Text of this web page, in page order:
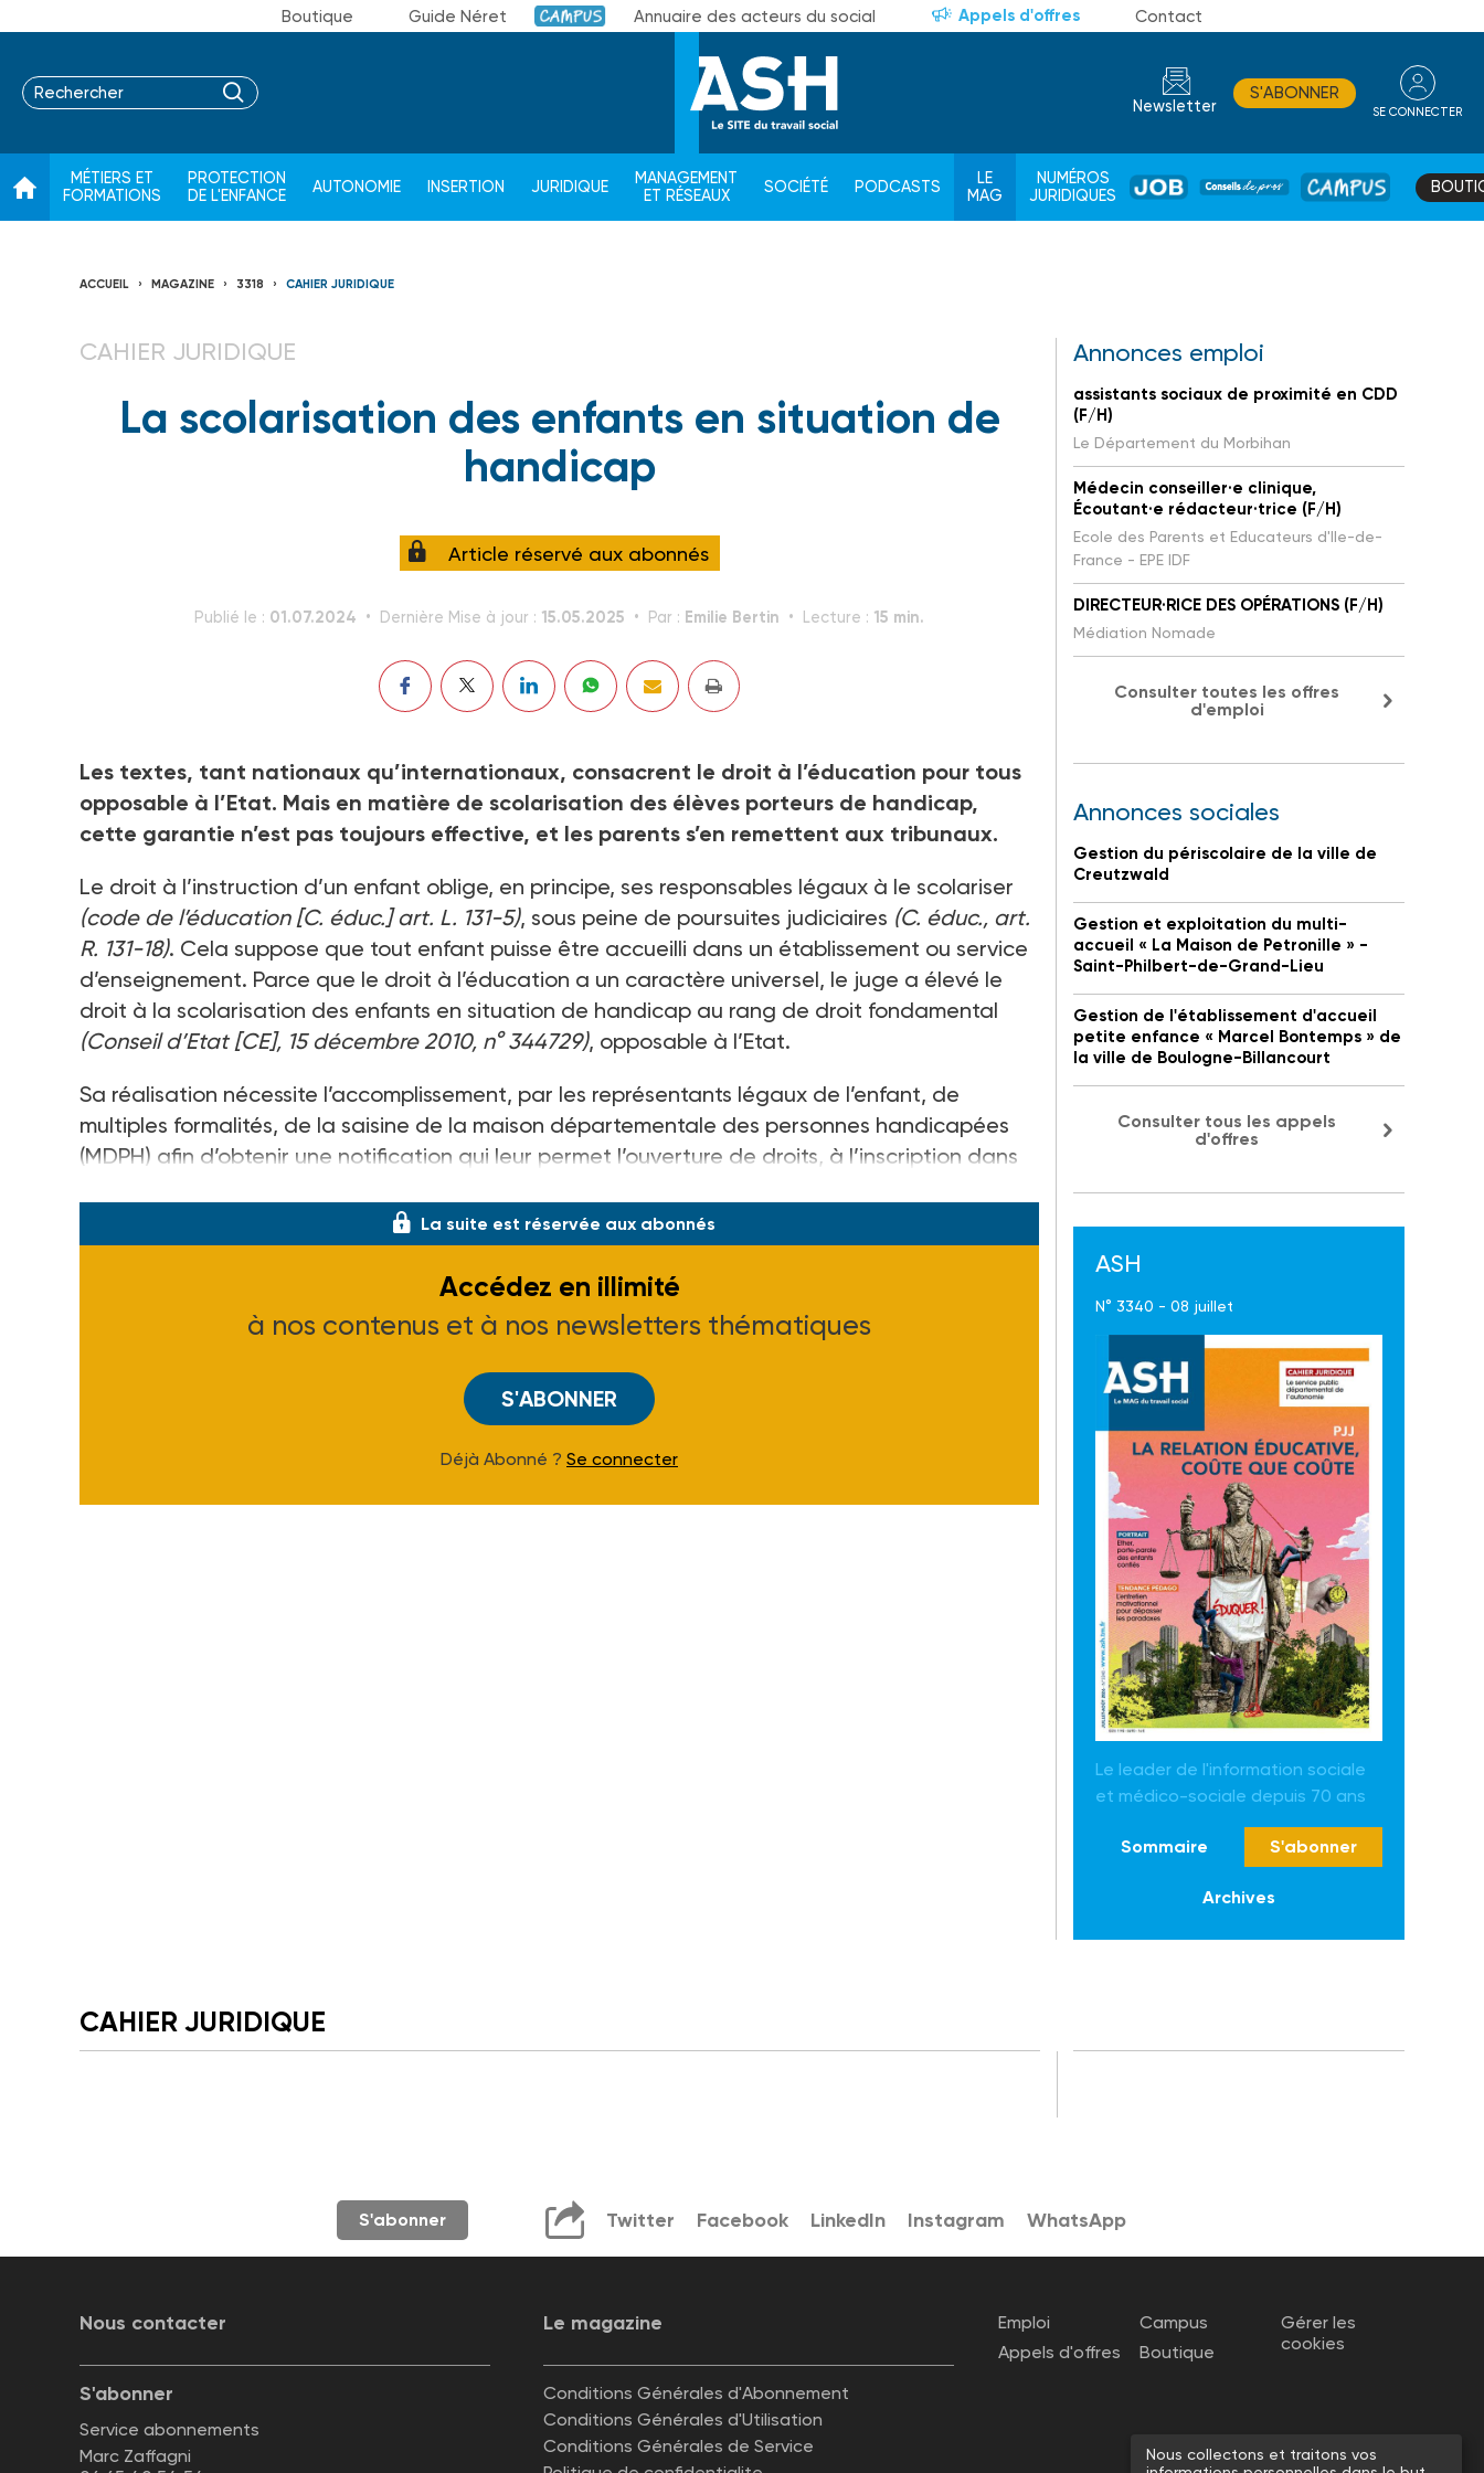
Boutique Guide Néret Campus Annuaire des acteurs du social Appels d'offres Contact
Newsletter
S'ABONNER
SE CONNECTER
MÉTIERS ET
FORMATIONS
PROTECTION
DE L'ENFANCE
AUTONOMIE INSERTION JURIDIQUE
MANAGEMENT
ET RÉSEAUX
SOCIÉTÉ PODCASTS
LE
MAG
NUMÉROS
JURIDIQUES
JOB
DE
CAMPUS
ACCUEIL MAGAZINE 3318 CAHIER JURIDIQUE
CAHIER JURIDIQUE
La scolarisation des enfants en situation de
handicap
Article réservé aux abonnés
Publié le : 01.07.2024 Dernière Mise à jour : 15.05.2025 Par : Emilie Bertin Lecture : 15 min.
Les textes, tant nationaux qu’internationaux, consacrent le droit à l’éducation pour tous
opposable à l’Etat. Mais en matière de scolarisation des élèves porteurs de handicap,
cette garantie n’est pas toujours effective, et les parents s’en remettent aux tribunaux.
Le droit à l’instruction d’un enfant oblige, en principe, ses responsables légaux à le scolariser
(code de l’éducation [C. éduc.] art. L. 131-5), sous peine de poursuites judiciaires (C. éduc., art.
R. 131-18). Cela suppose que tout enfant puisse être accueilli dans un établissement ou service
d’enseignement. Parce que le droit à l’éducation a un caractère universel, le juge a élevé le
droit à la scolarisation des enfants en situation de handicap au rang de droit fondamental
(Conseil d’Etat [CE], 15 décembre 2010, n° 344729), opposable à l’Etat.
Sa réalisation nécessite l’accomplissement, par les représentants légaux de l’enfant, de
multiples formalités, de la saisine de la maison départementale des personnes handicapées
(MDPH) afin d’obtenir une notification qui leur permet l’ouverture de droits, à l’inscription dans
La suite est réservée aux abonnés
Accédez en illimité
à nos contenus et à nos newsletters thématiques
S'ABONNER
Déjà Abonné ? Se connecter
Annonces emploi
assistants sociaux de proximité en CDD
(F/H)
Le Département du Morbihan
Médecin conseiller·e clinique,
Écoutant·e rédacteur·trice (F/H)
Ecole des Parents et Educateurs d'Ile-de-
France - EPE IDF
DIRECTEUR·RICE DES OPÉRATIONS (F/H)
Médiation Nomade
Consulter toutes les offres
d'emploi
Annonces sociales
Gestion du périscolaire de la ville de
Creutzwald
Gestion et exploitation du multi-
accueil « La Maison de Petronille » -
Saint-Philbert-de-Grand-Lieu
Gestion de l'établissement d'accueil
petite enfance « Marcel Bontemps » de
la ville de Boulogne-Billancourt
Consulter tous les appels
d'offres
ASH
N° 3340 - 08 juillet
Le leader de l'information sociale
et médico-sociale depuis 70 ans
Sommaire S'abonner
Archives
CAHIER JURIDIQUE
S'abonner Twitter Facebook LinkedIn Instagram WhatsApp
Nous contacter Le magazine
S'abonner
Service abonnements
Marc Zaffagni
Conditions Générales d'Abonnement
Conditions Générales d'Utilisation
Conditions Générales de Service
Emploi
Appels d'offres
Campus
Boutique
Gérer les
cookies
Nous collectons et traitons vos